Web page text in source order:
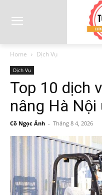
Home Dịch Vụ
Dịch Vụ
Top 10 dịch
nâng Hà Nội
Cô Ngọc Ánh - Tháng 8 4, 2026